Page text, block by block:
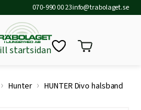
070-990 00 23info@trabolaget.se
startsidan
› Hunter › HUNTER Divo halsband